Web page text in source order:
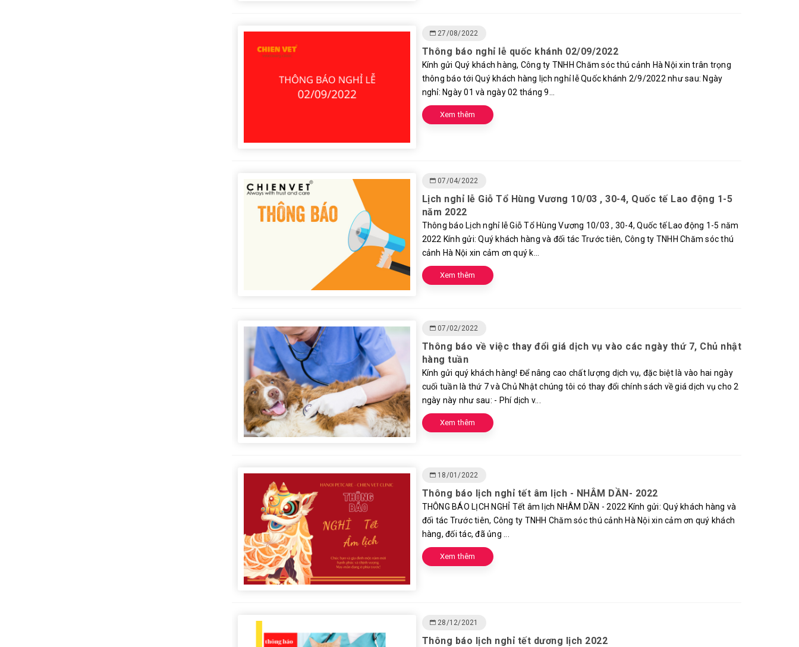
27/08/2022
Thông báo nghỉ lễ quốc khánh 02/09/2022
Kính gửi Quý khách hàng, Công ty TNHH Chăm sóc thú cảnh Hà Nội xin trân trọng
thông báo tới Quý khách hàng lịch nghỉ lễ Quốc khánh 2/9/2022 như sau: Ngày
nghỉ: Ngày 01 và ngày 02 tháng 9...
Xem thêm
07/04/2022
Lịch nghỉ lễ Giỗ Tổ Hùng Vương 10/03 , 30-4, Quốc tế Lao động 1-5
năm 2022
Thông báo Lịch nghỉ lễ Giỗ Tổ Hùng Vương 10/03 , 30-4, Quốc tế Lao động 1-5 năm
2022 Kính gửi: Quý khách hàng và đối tác Trước tiên, Công ty TNHH Chăm sóc thú
cảnh Hà Nội xin cảm ơn quý k...
Xem thêm
07/02/2022
Thông báo về việc thay đổi giá dịch vụ vào các ngày thứ 7, Chủ nhật
hàng tuần
Kính gửi quý khách hàng! Để nâng cao chất lượng dịch vụ, đặc biệt là vào hai ngày
cuối tuần là thứ 7 và Chủ Nhật chúng tôi có thay đổi chính sách về giá dịch vụ cho 2
ngày này như sau: - Phí dịch v...
Xem thêm
18/01/2022
Thông báo lịch nghỉ tết âm lịch - NHÂM DẦN- 2022
THÔNG BÁO LỊCH NGHỈ Tết âm lịch NHÂM DẦN - 2022 Kính gửi: Quý khách hàng và
đối tác Trước tiên, Công ty TNHH Chăm sóc thú cảnh Hà Nội xin cảm ơn quý khách
hàng, đối tác, đã ủng ...
Xem thêm
28/12/2021
Thông báo lịch nghỉ tết dương lịch 2022